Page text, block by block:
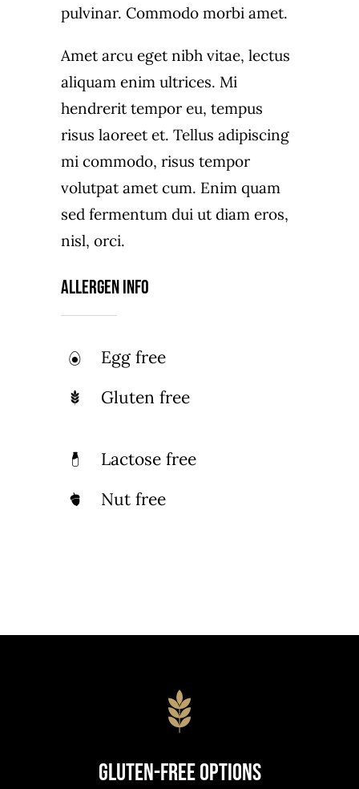
pulvinar. Commodo morbi amet.
Amet arcu eget nibh vitae, lectus
aliquam enim ultrices. Mi
hendrerit tempor eu, tempus
risus laoreet et. Tellus adipiscing
mi commodo, risus tempor
volutpat amet cum. Enim quam
sed fermentum dui ut diam eros,
nisl, orci.
Allergen Info
Egg free
Gluten free
Lactose free
Nut free
Gluten-Free Options